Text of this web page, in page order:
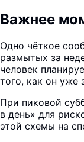
Важнее
Одно чёткое
размытых за
человек
того, как он уже
При пиковой
в день» для
этой схемы на